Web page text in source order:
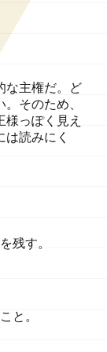
な主権だ。ど
そのため、
っぽく見え
読みにく
残す。
と。